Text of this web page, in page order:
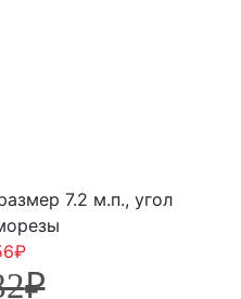
7.2 м.п., угол
₽
₽